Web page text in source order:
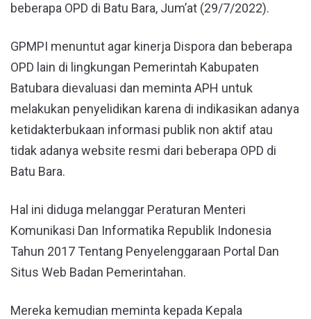
beberapa OPD di Batu Bara, Jum’at (29/7/2022).
GPMPI menuntut agar kinerja Dispora dan beberapa
OPD lain di lingkungan Pemerintah Kabupaten
Batubara dievaluasi dan meminta APH untuk
melakukan penyelidikan karena di indikasikan adanya
ketidakterbukaan informasi publik non aktif atau
tidak adanya website resmi dari beberapa OPD di
Batu Bara.
Hal ini diduga melanggar Peraturan Menteri
Komunikasi Dan Informatika Republik Indonesia
Tahun 2017 Tentang Penyelenggaraan Portal Dan
Situs Web Badan Pemerintahan.
Mereka kemudian meminta kepada Kepala